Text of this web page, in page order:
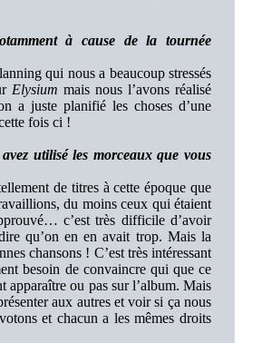
à cause de la tournée
qui nous a beaucoup stressés
Elysium mais nous l’avons réalisé
a juste planifié les choses d’une
fois ci !
utilisé les morceaux que vous
de titres à cette époque que
du moins ceux qui étaient
c’est très difficile d’avoir
qu’on en en avait trop. Mais la
chansons ! C’est très intéressant
besoin de convaincre qui que ce
apparaître ou pas sur l’album. Mais
aux autres et voir si ça nous
et chacun a les mêmes droits